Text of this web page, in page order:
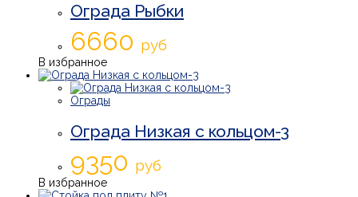
Ограда Рыбки
6660 руб
В избранное
Ограды
Ограда Низкая с кольцом-3
9350 руб
В избранное